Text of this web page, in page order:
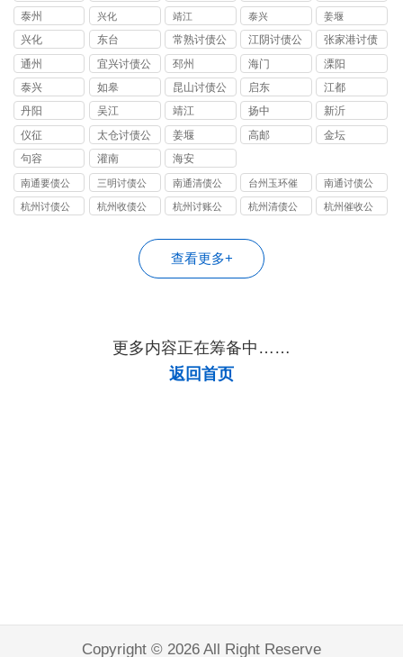
泰州 兴化 靖江 泰兴 姜堰
兴化 东台
常熟讨债公
司
江阴讨债公
司
张家港讨债
公司
通州
宜兴讨债公
司
邳州 海门
溧阳
泰兴
如皋
昆山讨债公
司
启东
江都
丹阳
吴江 靖江 扬中
新沂
仪征
太仓讨债公
司
姜堰 高邮
金坛
句容
灌南 海安
南通要债公
司律师函是
三明讨债公
司
南通清债公
司老赖不还
有什么好办
法
台州玉环催
债公司
南通讨债公
司债权人可
杭州讨债公
杭州收债公
杭州讨账公
杭州清债公
杭州催收公
查看更多+
更多内容正在筹备中……
返回首页
Copyright © 2026 All Right Reserve